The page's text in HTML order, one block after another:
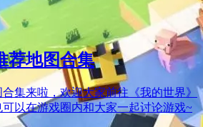
荐地图合集
集来啦，欢迎大家前往《我的世界》
以在游戏圈内和大家一起讨论游戏~